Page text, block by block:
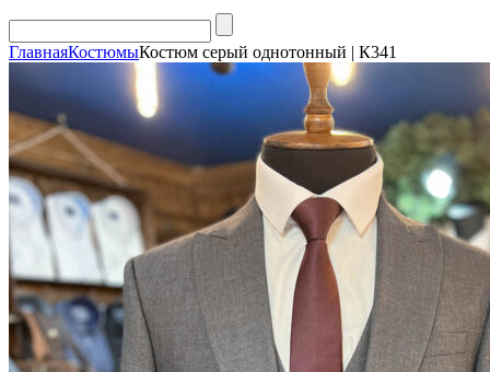
ГлавнаяКостюмыКостюм серый однотонный | К341